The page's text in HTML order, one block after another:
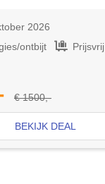
2026
ontbijt
Prijsvrij
€ 1500,-
BEKIJK DEAL